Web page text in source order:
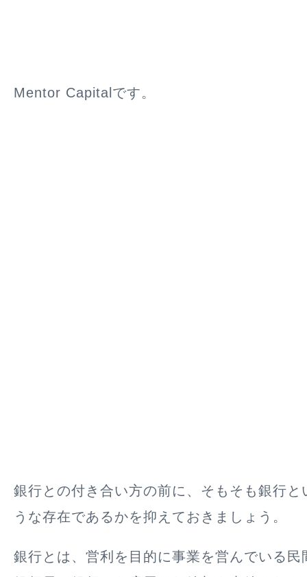
Mentor Capitalです。
銀行との付き合い方の前に、そもそも銀行と
うな存在であるかを抑えておきましょう。
銀行とは、営利を目的に事業を営んでいる民